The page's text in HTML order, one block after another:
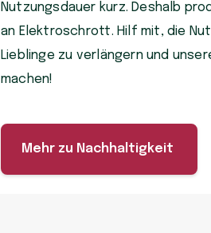
Nutzungsdauer kurz. Deshalb
an Elektroschrott. Hilf mit, die
Lieblinge zu verlängern und
machen!
Mehr zu Nachhaltigkeit